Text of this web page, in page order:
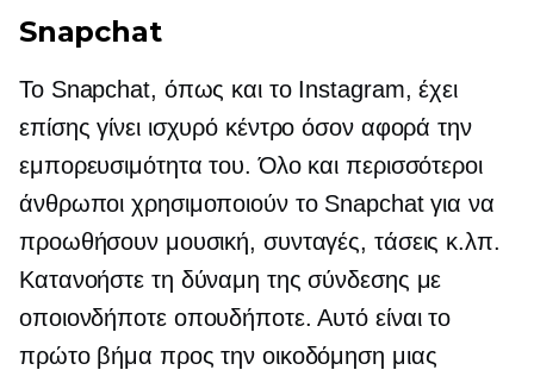
Snapchat
Το Snapchat, όπως και το Instagram, έχει
επίσης γίνει ισχυρό κέντρο όσον αφορά την
εμπορευσιμότητα του. Όλο και περισσότεροι
άνθρωποι χρησιμοποιούν το Snapchat για να
προωθήσουν μουσική, συνταγές, τάσεις κ.λπ.
Κατανοήστε τη δύναμη της σύνδεσης με
οποιονδήποτε οπουδήποτε. Αυτό είναι το
πρώτο βήμα προς την οικοδόμηση μιας